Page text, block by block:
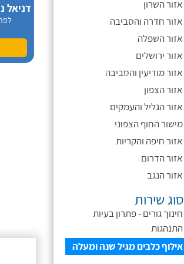
אזור השרון
אזור חדרה והסביבה
אזור השפלה
אזור ירושלים
אזור מודיעין והסביבה
אזור הצפון
אזור הגליל והעמקים
מישור החוף הצפוני
אזור חיפה והקריות
אזור הדרום
אזור הנגב
סוג שירות
חינוך גורים - פתרון בעיות
התנהגות
אילוף כלבים מגיל שנה ומעלה